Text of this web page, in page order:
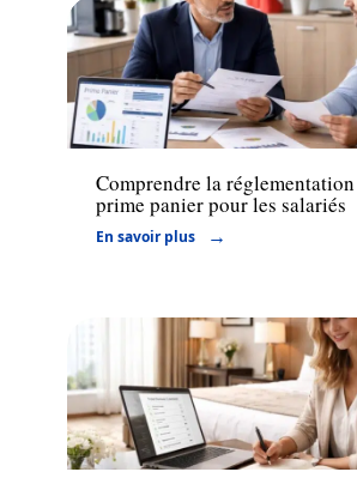
Actu
Comprendre la
prime panier pour les salariés
En savoir plus
Entreprise